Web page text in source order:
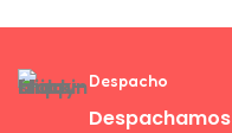
Despacho